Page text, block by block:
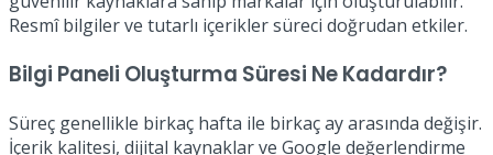
Resmî bilgiler ve tutarlı içerikler süreci doğrudan etkiler.
Bilgi Paneli Oluşturma Süresi Ne Kadardır?
Süreç genellikle birkaç hafta ile birkaç ay arasında değişir.
İçerik kalitesi, dijital kaynaklar ve Google değerlendirme